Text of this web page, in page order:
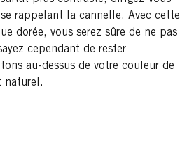
rappelant la cannelle. Avec cette
dorée, vous serez sûre de ne pas
cependant de rester
au-dessus de votre couleur de
naturel.